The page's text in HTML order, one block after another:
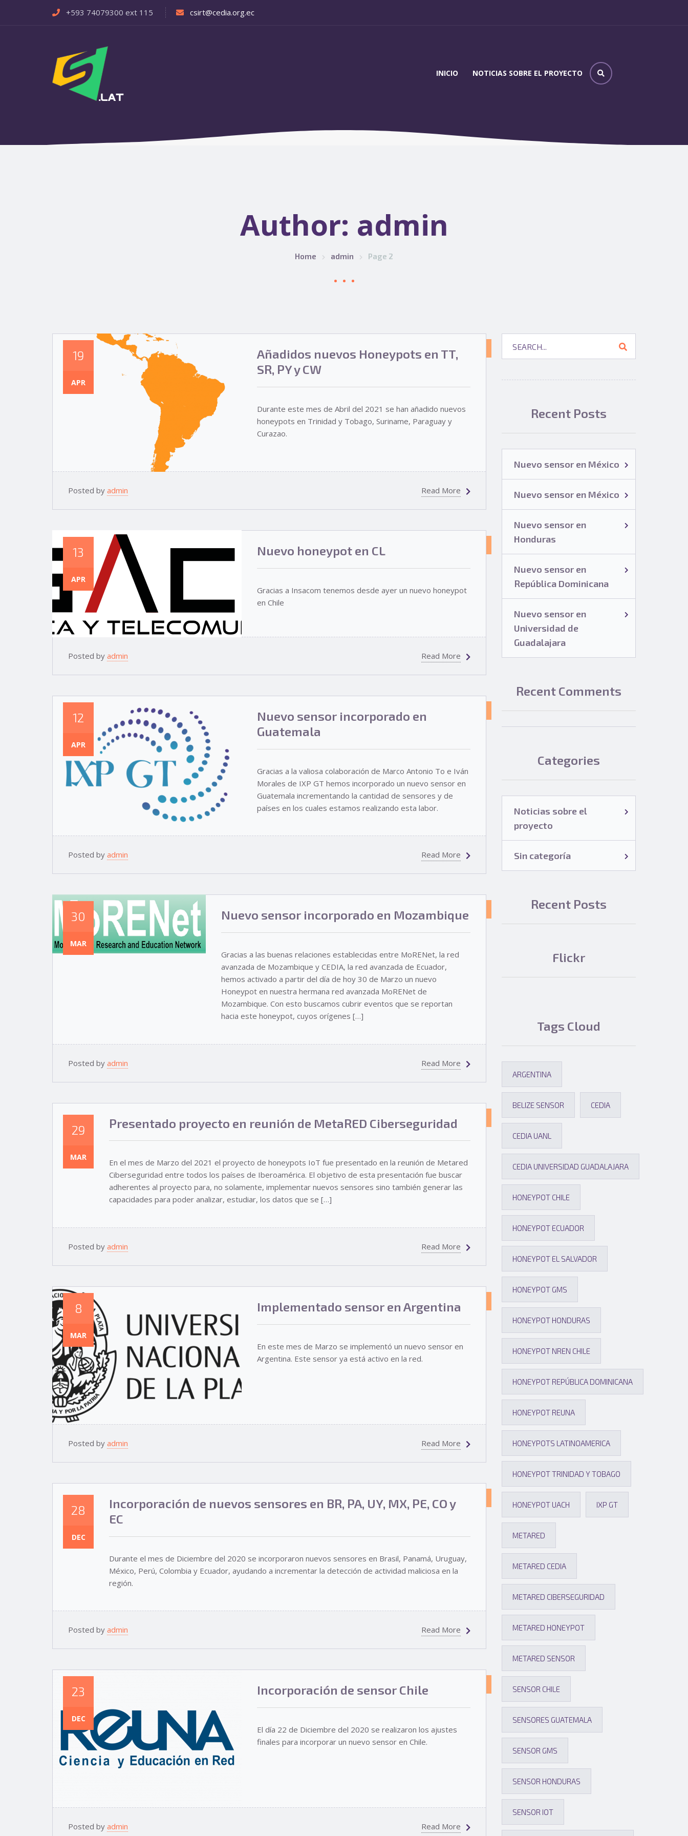
+593 74079300 ext 115 csirt@cedia.org.ec
INICIO NOTICIAS SOBRE EL PROYECTO
Author: admin
Home admin Page 2
19
APR
Añadidos nuevos Honeypots en TT,
SR, PY y CW
Durante este mes de Abril del 2021 se han añadido nuevos
honeypots en Trinidad y Tobago, Suriname, Paraguay y
Curazao.
Posted by admin Read More
13
APR
Nuevo honeypot en CL
Gracias a Insacom tenemos desde ayer un nuevo honeypot
en Chile
Posted by admin Read More
12
APR
Nuevo sensor incorporado en
Guatemala
Gracias a la valiosa colaboración de Marco Antonio To e Iván
Morales de IXP GT hemos incorporado un nuevo sensor en
Guatemala incrementando la cantidad de sensores y de
países en los cuales estamos realizando esta labor.
CATEGORÍA
Posted by admin Read More
30
MAR
Nuevo sensor incorporado en Mozambique
Gracias a las buenas relaciones establecidas entre MoRENet, la red
avanzada de Mozambique y CEDIA, la red avanzada de Ecuador,
hemos activado a partir del día de hoy 30 de Marzo un nuevo
Honeypot en nuestra hermana red avanzada MoRENet de
Mozambique. Con esto buscamos cubrir eventos que se reportan
hacia este honeypot, cuyos orígenes […]
Posted by admin Read More
29
MAR
Presentado proyecto en reunión de MetaRED Ciberseguridad
En el mes de Marzo del 2021 el proyecto de honeypots IoT fue presentado en la reunión de Metared
Ciberseguridad entre todos los países de Iberoamérica. El objetivo de esta presentación fue buscar
adherentes al proyecto para, no solamente, implementar nuevos sensores sino también generar las
capacidades para poder analizar, estudiar, los datos que se […]
NOTICIAS
Posted by admin Read More
8
MAR
Implementado sensor en Argentina
En este mes de Marzo se implementó un nuevo sensor en
Argentina. Este sensor ya está activo en la red.
NOTICIAS
PROYECTO
Posted by admin Read More
28
DEC
Incorporación de nuevos sensores en BR, PA, UY, MX, PE, CO y
EC
Durante el mes de Diciembre del 2020 se incorporaron nuevos sensores en Brasil, Panamá, Uruguay,
México, Perú, Colombia y Ecuador, ayudando a incrementar la detección de actividad maliciosa en la
región.
SOBRE
PROYECTO
Posted by admin Read More
23
DEC
Incorporación de sensor Chile
El día 22 de Diciembre del 2020 se realizaron los ajustes
finales para incorporar un nuevo sensor en Chile.
SOBRE
PROYECTO
Posted by admin Read More
Recent Posts
Nuevo sensor en México
Nuevo sensor en México
Nuevo sensor en
Honduras
Nuevo sensor en
República Dominicana
Nuevo sensor en
Universidad de
Guadalajara
Recent Comments
Categories
Noticias sobre el
proyecto
Sin categoría
Recent Posts
Flickr
Tags Cloud
ARGENTINA
BELIZE SENSOR CEDIA
CEDIA UANL
CEDIA UNIVERSIDAD GUADALAJARA
HONEYPOT CHILE
HONEYPOT ECUADOR
HONEYPOT EL SALVADOR
HONEYPOT GMS
HONEYPOT HONDURAS
HONEYPOT NREN CHILE
HONEYPOT REPÚBLICA DOMINICANA
HONEYPOT REUNA
HONEYPOTS LATINOAMERICA
HONEYPOT TRINIDAD Y TOBAGO
HONEYPOT UACH IXP GT
METARED
METARED CEDIA
METARED CIBERSEGURIDAD
METARED HONEYPOT
METARED SENSOR
SENSOR CHILE
SENSORES GUATEMALA
SENSOR GMS
SENSOR HONDURAS
SENSOR IOT